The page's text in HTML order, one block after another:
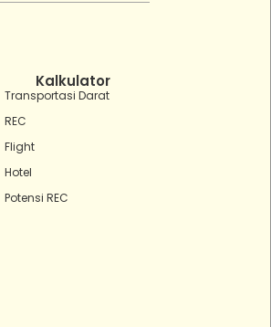
Kalkulator
Transportasi Darat
REC
Flight
Hotel
Potensi REC